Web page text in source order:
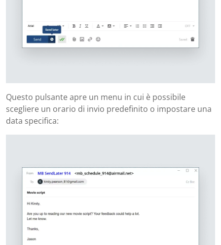
Questo pulsante apre un menu in cui è possibile
scegliere un orario di invio predefinito o impostare una
data specifica: